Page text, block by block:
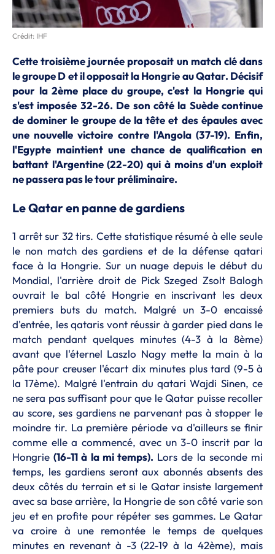
Crédit: IHF
Cette troisième journée proposait un match clé dans
le groupe D et il opposait la Hongrie au Qatar. Décisif
pour la 2ème place du groupe, c'est la Hongrie qui
s'est imposée 32-26. De son côté la Suède continue
de dominer le groupe de la tête et des épaules avec
une nouvelle victoire contre l'Angola (37-19). Enfin,
l'Egypte maintient une chance de qualification en
battant l'Argentine (22-20) qui à moins d'un exploit
ne passera pas le tour préliminaire.
Le Qatar en panne de gardiens
1 arrêt sur 32 tirs. Cette statistique résumé à elle seule
le non match des gardiens et de la défense qatari
face à la Hongrie. Sur un nuage depuis le début du
Mondial, l'arrière droit de Pick Szeged Zsolt Balogh
ouvrait le bal côté Hongrie en inscrivant les deux
premiers buts du match. Malgré un 3-0 encaissé
d'entrée, les qataris vont réussir à garder pied dans le
match pendant quelques minutes (4-3 à la 8ème)
avant que l'éternel Laszlo Nagy mette la main à la
pâte pour creuser l'écart dix minutes plus tard (9-5 à
la 17ème). Malgré l'entrain du qatari Wajdi Sinen, ce
ne sera pas suffisant pour que le Qatar puisse recoller
au score, ses gardiens ne parvenant pas à stopper le
moindre tir. La première période va d'ailleurs se finir
comme elle a commencé, avec un 3-0 inscrit par la
Hongrie(16-11 à la mi temps). Lors de la seconde mi
temps, les gardiens seront aux abonnés absents des
deux côtés du terrain et si le Qatar insiste largement
avec sa base arrière, la Hongrie de son côté varie son
jeu et en profite pour répéter ses gammes. Le Qatar
va croire à une remontée le temps de quelques
minutes en revenant à -3 (22-19 à la 42ème), mais